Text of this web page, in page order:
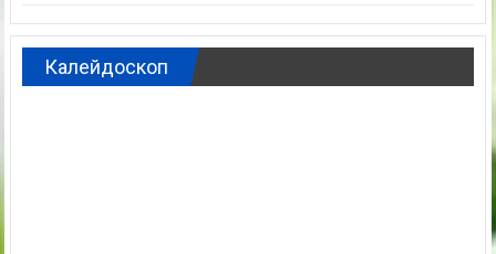
72 просмотров